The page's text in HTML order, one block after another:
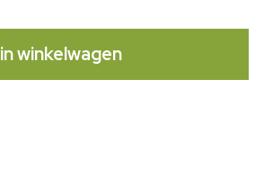
in winkelwagen